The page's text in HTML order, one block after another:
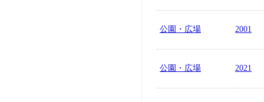
公園・広場 2001
公園・広場 2021